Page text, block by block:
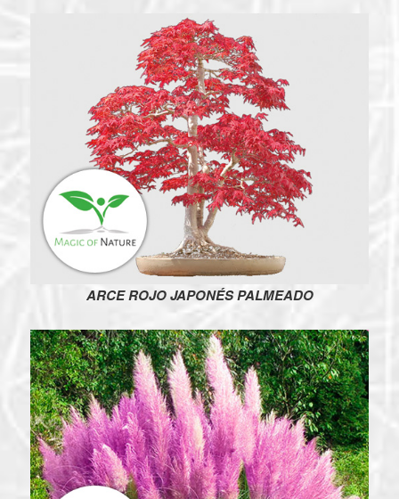
ARCE ROJO JAPONÉS PALMEADO